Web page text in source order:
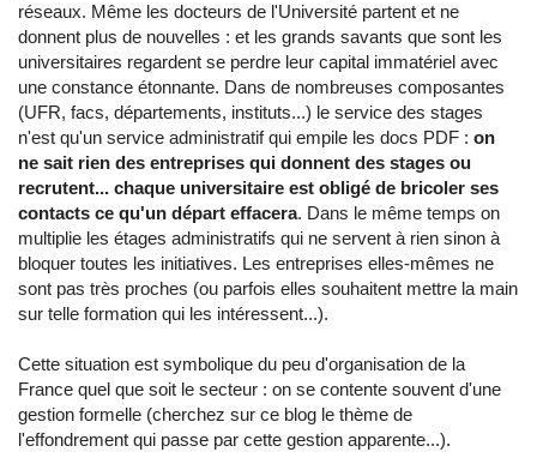
réseaux. Même les docteurs de l'Université partent et ne
donnent plus de nouvelles : et les grands savants que sont les
universitaires regardent se perdre leur capital immatériel avec
une constance étonnante. Dans de nombreuses composantes
(UFR, facs, départements, instituts...) le service des stages
n'est qu'un service administratif qui empile les docs PDF : on
ne sait rien des entreprises qui donnent des stages ou
recrutent... chaque universitaire est obligé de bricoler ses
contacts ce qu'un départ effacera. Dans le même temps on
multiplie les étages administratifs qui ne servent à rien sinon à
bloquer toutes les initiatives. Les entreprises elles-mêmes ne
sont pas très proches (ou parfois elles souhaitent mettre la main
sur telle formation qui les intéressent...).
Cette situation est symbolique du peu d'organisation de la
France quel que soit le secteur : on se contente souvent d'une
gestion formelle (cherchez sur ce blog le thème de
l'effondrement qui passe par cette gestion apparente...).